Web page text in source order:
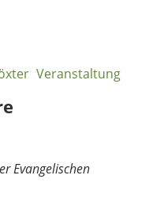
Veranstaltung
Evangelischen